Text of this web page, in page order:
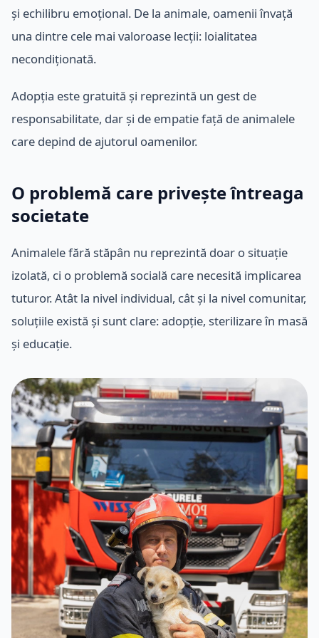
și echilibru emoțional. De la animale, oamenii învață
una dintre cele mai valoroase lecții: loialitatea
necondiționată.
Adopția este gratuită și reprezintă un gest de
responsabilitate, dar și de empatie față de animalele
care depind de ajutorul oamenilor.
O problemă care privește întreaga
societate
Animalele fără stăpân nu reprezintă doar o situație
izolată, ci o problemă socială care necesită implicarea
tuturor. Atât la nivel individual, cât și la nivel comunitar,
soluțiile există și sunt clare: adopție, sterilizare în masă
și educație.